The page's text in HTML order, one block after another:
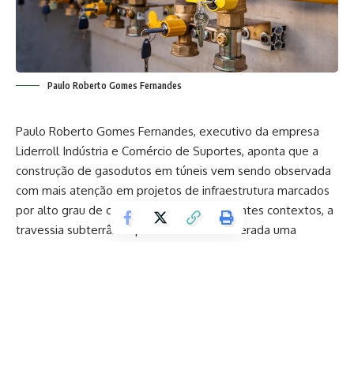
Paulo Roberto Gomes Fernandes
Paulo Roberto Gomes Fernandes, executivo da empresa
Liderroll Indústria e Comércio de Suportes, aponta que a
construção de gasodutos em túneis vem sendo observada
com mais atenção em projetos de infraestrutura marcados
por alto grau de complexidade. Em diferentes contextos, a
travessia subterrânea passou a ser considerada uma